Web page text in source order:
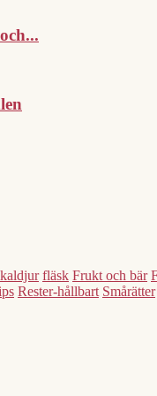
fläsk Frukt och bär
Rester-hållbart Smårätter